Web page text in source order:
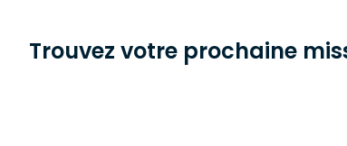
Trouvez votre prochaine